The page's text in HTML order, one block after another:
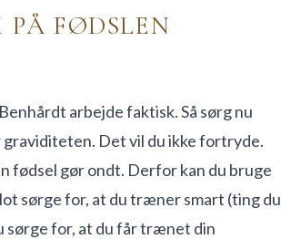
PÅ FØDSLEN
arbejde faktisk. Så sørg nu
Det vil du ikke fortryde.
fødsel gør ondt. Derfor kan du bruge
sørge for, at du træner smart (ting du
sørge for, at du får trænet din